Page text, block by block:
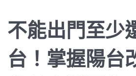
不能出門至少
台！掌握陽台